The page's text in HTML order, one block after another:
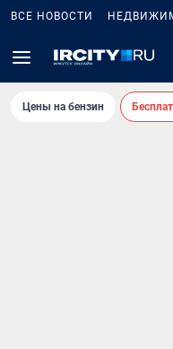
ВСЕ НОВОСТИ
Цены на бензин